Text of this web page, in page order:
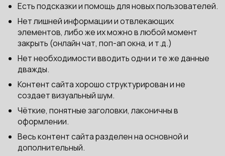
Есть подсказки и помощь для новых пользователей.
Нет лишней информации и отвлекающих
элементов, либо же их можно в любой момент
закрыть (онлайн чат, поп-ап окна, и т.д.)
Нет необходимости вводить одни и те же данные
дважды.
Контент сайта хорошо структурирован и не
создает визуальный шум.
Чёткие, понятные заголовки, лаконичны в
оформлении.
Весь контент сайта разделен на основной и
дополнительный.